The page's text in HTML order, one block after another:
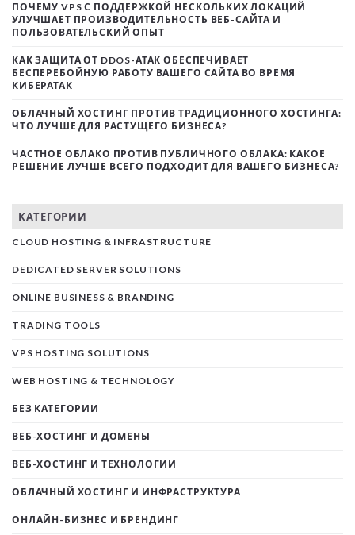
ПОЧЕМУ VPS С ПОДДЕРЖКОЙ НЕСКОЛЬКИХ ЛОКАЦИЙ
УЛУЧШАЕТ ПРОИЗВОДИТЕЛЬНОСТЬ ВЕБ-САЙТА И
ПОЛЬЗОВАТЕЛЬСКИЙ ОПЫТ
КАК ЗАЩИТА ОТ DDOS-АТАК ОБЕСПЕЧИВАЕТ
БЕСПЕРЕБОЙНУЮ РАБОТУ ВАШЕГО САЙТА ВО ВРЕМЯ
КИБЕРАТАК
ОБЛАЧНЫЙ ХОСТИНГ ПРОТИВ ТРАДИЦИОННОГО ХОСТИНГА:
ЧТО ЛУЧШЕ ДЛЯ РАСТУЩЕГО БИЗНЕСА?
ЧАСТНОЕ ОБЛАКО ПРОТИВ ПУБЛИЧНОГО ОБЛАКА: КАКОЕ
РЕШЕНИЕ ЛУЧШЕ ВСЕГО ПОДХОДИТ ДЛЯ ВАШЕГО БИЗНЕСА?
КАТЕГОРИИ
CLOUD HOSTING & INFRASTRUCTURE
DEDICATED SERVER SOLUTIONS
ONLINE BUSINESS & BRANDING
TRADING TOOLS
VPS HOSTING SOLUTIONS
WEB HOSTING & TECHNOLOGY
БЕЗ КАТЕГОРИИ
ВЕБ-ХОСТИНГ И ДОМЕНЫ
ВЕБ-ХОСТИНГ И ТЕХНОЛОГИИ
ОБЛАЧНЫЙ ХОСТИНГ И ИНФРАСТРУКТУРА
ОНЛАЙН-БИЗНЕС И БРЕНДИНГ